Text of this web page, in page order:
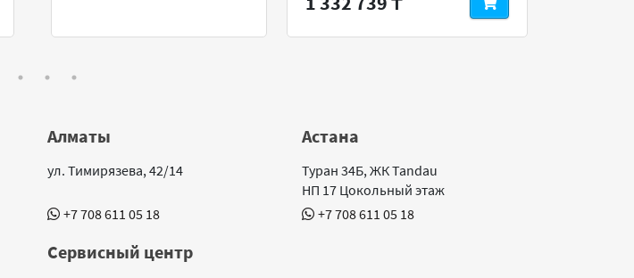
Алматы
ул. Тимирязева, 42/14
+7 708 611 05 18
Астана
Туран 34Б, ЖК Tandau
НП 17 Цокольный этаж
+7 708 611 05 18
Сервисный центр